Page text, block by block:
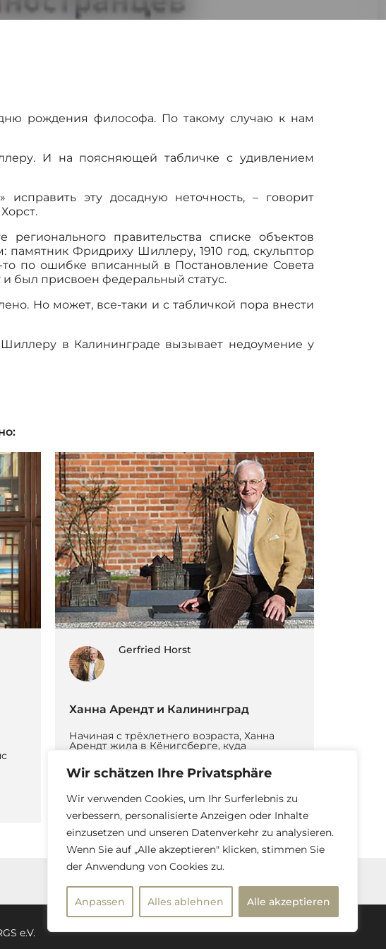
Wir schätzen Ihre Privatsphäre
Wir verwenden Cookies, um Ihr Surferlebnis zu
verbessern, personalisierte Anzeigen oder Inhalte
einzusetzen und unseren Datenverkehr zu analysieren.
Wenn Sie auf „Alle akzeptieren" klicken, stimmen Sie
der Anwendung von Cookies zu.
Anpassen Alles ablehnen Alle akzeptieren
рождения философа. По такому случаю к нам
И на поясняющей табличке с удивлением
эту досадную неточность, – говорит
правительства списке объектов
памятник Фридриху Шиллеру, 1910 год, скульптор
то по ошибке вписанный в Постановление Совета
и был присвоен федеральный статус.
Но может, все-таки и с табличкой пора внести
в Калининграде вызывает недоумение у
Gerfried Horst
Ханна Арендт и Калининград
Начиная с трёхлетнего возраста, Ханна
Арендт жила в Кёнигсберге, куда
росла, ходила в […]
Weiter lesen
e.V.